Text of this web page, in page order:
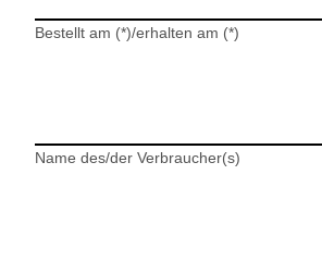
Bestellt am (*)/erhalten am (*)
Name des/der Verbraucher(s)